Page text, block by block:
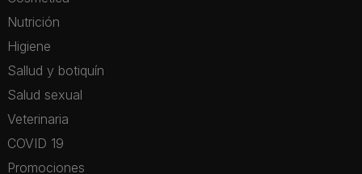
Nutrición
Higiene
Sallud y botiquín
Salud sexual
Veterinaria
COVID 19
Promociones